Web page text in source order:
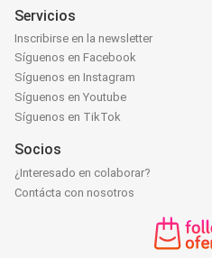
Servicios
Inscribirse en la newsletter
Síguenos en Facebook
Síguenos en Instagram
Síguenos en Youtube
Síguenos en TikTok
Socios
¿Interesado en colaborar?
Contácta con nosotros